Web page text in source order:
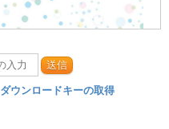
送信
ダウンロードキーの取得